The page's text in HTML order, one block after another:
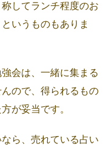
してランチ程度のお
いうものもありま
会は、一緒に集まる
ので、得られるもの
が妥当です。
ら、売れている占い